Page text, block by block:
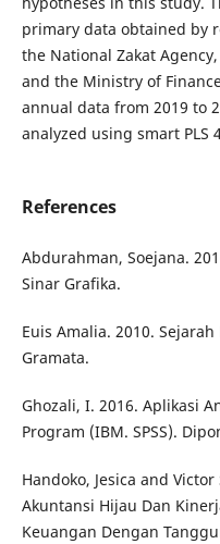
primary data obtained by
the National Zakat
and the Ministry of
annual data from 2019 to
analyzed using smart PLS
References
Abdurahman, Soejana.
Sinar Grafika.
Euis Amalia. 2010.
Gramata.
Ghozali, I. 2016. Aplikasi
Program (IBM. SPSS).
Handoko, Jesica and
Akuntansi Hijau Dan
Keuangan Dengan